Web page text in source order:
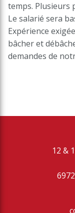
temps. Plusieurs
Le salarié sera
Expérience
bâcher et
demandes de
​​​​​​​12 &